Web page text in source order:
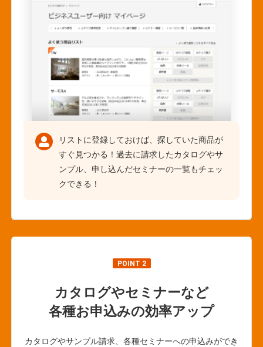
リストに登録しておけば、探していた商品が
すぐ見つかる！過去に請求したカタログやサ
ンプル、申し込んだセミナーの一覧もチェッ
クできる！
POINT 2
カタログやセミナーなど
各種お申込みの効率アップ
カタログやサンプル請求、各種セミナーへの申込みができ